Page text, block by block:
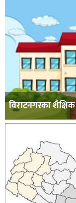
विराटनगरका